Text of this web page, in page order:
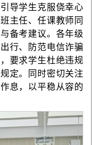
导学生克服侥幸心
主任、任课教师同
备考建议。各年级
行、防范电信诈骗
要求学生杜绝违规
定。同时密切关注
息，以平稳从容的